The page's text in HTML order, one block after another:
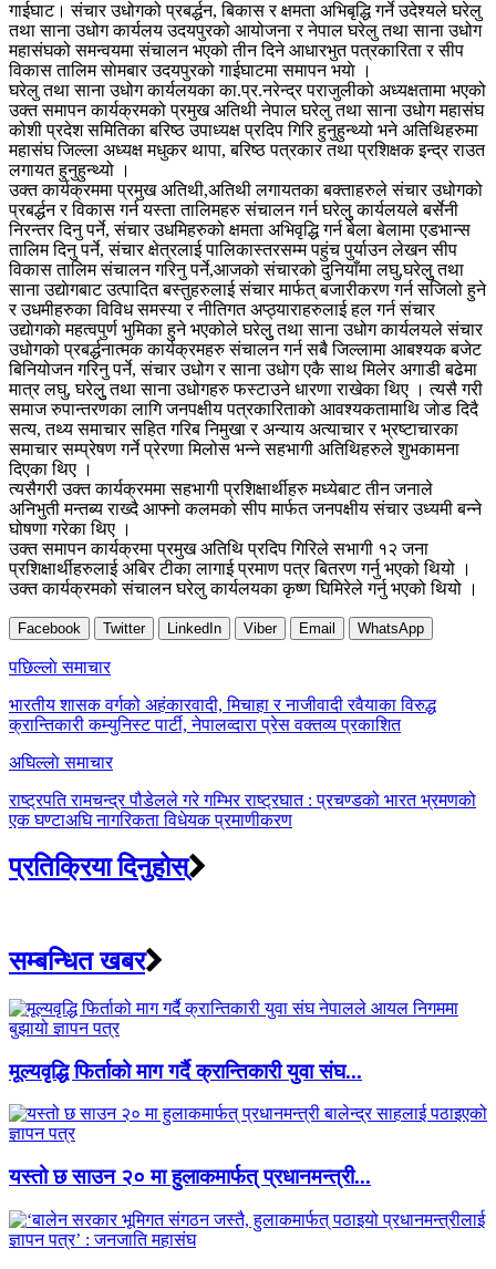
गाईघाट। संचार उधोगको प्रबर्द्धन, बिकास र क्षमता अभिबृद्धि गर्ने उदेश्यले घरेलु
तथा साना उधोग कार्यलय उदयपुरको आयोजना र नेपाल घरेलु तथा साना उधोग
महासंघको समन्वयमा संचालन भएको तीन दिने आधारभुत पत्रकारिता र सीप
विकास तालिम साेमबार उदयपुरको गाईघाटमा समापन भयाे ।
घरेलु तथा साना उधोग कार्यलयका का.प्र.नरेन्द्र पराजुलीको अध्यक्षतामा भएको
उक्त समापन कार्यक्रमको प्रमुख अतिथी नेपाल घरेलु तथा साना उधोग महासंघ
कोशी प्रदेश समितिका बरिष्ठ उपाध्यक्ष प्रदिप गिरि हुनुहुन्थ्यो भने अतिथिहरुमा
महासंघ जिल्ला अध्यक्ष मधुकर थापा, बरिष्ठ पत्रकार तथा प्रशिक्षक इन्द्र राउत
लगायत हुनुहुन्थ्यो ।
उक्त कार्यक्रममा प्रमुख अतिथी,अतिथी लगायतका बक्ताहरुले संचार उधोगको
प्रबर्द्धन र विकास गर्न यस्ता तालिमहरु संचालन गर्न घरेलुु कार्यलयले बर्सेनी
निरन्तर दिनु पर्ने, संचार उधमिहरुको क्षमता अभिवृद्धि गर्न बेला बेलामा एडभान्स
तालिम दिनु पर्ने, संचार क्षेत्रलाई पालिकास्तरसम्म पहुंच पुर्याउन लेखन सीप
विकास तालिम संचालन गरिनु पर्ने,आजको संचारको दुनियाँमा लघु,घरेलुु तथा
साना उद्याेगबाट उत्पादित बस्तुहरुलाई संचार मार्फत् बजारीकरण गर्न सजिलो हुने
र उधमीहरुका विविध समस्या र नीतिगत अप्ठ्याराहरुलाई हल गर्न संचार
उद्याेगकाे महत्वपुर्ण भुमिका हुने भएकोले घरेलुु तथा साना उधोग कार्यलयले संचार
उधोगको प्रबर्द्धनात्मक कार्यक्रमहरु संचालन गर्न सबै जिल्लामा आबश्यक बजेट
बिनियोजन गरिनु पर्ने, संचार उधोग र साना उधोग एकै साथ मिलेर अगाडी बढेमा
मात्र लघु, घरेलुु तथा साना उधोगहरु फस्टाउने धारणा राखेका थिए । त्यसै गरी
समाज रुपान्तरणका लागि जनपक्षीय पत्रकारिताकाे आवश्यकतामाथि जाेड दिदै
सत्य, तथ्य समाचार सहित गरिब निमुखा र अन्याय अत्याचार र भ्रष्टाचारका
समाचार सम्प्रेषण गर्ने प्रेरणा मिलोस भन्ने सहभागी अतिथिहरुले शुभकामना
दिएका थिए ।
त्यसैगरी उक्त कार्यक्रममा सहभागी प्रशिक्षार्थीहरु मध्येबाट तीन जनाले
अनिभुती मन्तब्य राख्दै आफ्नो कलमको सीप मार्फत जनपक्षीय संचार उध्यमी बन्ने
घोषणा गरेका थिए ।
उक्त समापन कार्यक्रमा प्रमुख अतिथि प्रदिप गिरिले सभागी १२ जना
प्रशिक्षार्थीहरुलाई अबिर टीका लागाई प्रमाण पत्र बितरण गर्नु भएको थियो ।
उक्त कार्यक्रमको संचालन घरेलु कार्यलयका कृष्ण घिमिरेले गर्नु भएको थियो ।
Facebook Twitter LinkedIn Viber Email WhatsApp
Post
navigation
पछिल्लाे समाचार
भारतीय शासक वर्गको अहंकारवादी, मिचाहा र नाजीवादी रवैयाका विरुद्ध
क्रान्तिकारी कम्युनिस्ट पार्टी, नेपालव्दारा प्रेस वक्तव्य प्रकाशित
अघिल्लाे समाचार
राष्ट्रपति रामचन्द्र पौडेलले गरे गम्भिर राष्ट्रघात : प्रचण्डको भारत भ्रमणको
एक घण्टाअघि नागरिकता विधेयक प्रमाणीकरण
प्रतिक्रिया दिनुहोस्
सम्बन्धित खबर
मूल्यवृद्धि फिर्ताको माग गर्दै क्रान्तिकारी युवा संघ...
यस्तो छ साउन २० मा हुलाकमार्फत् प्रधानमन्त्री...